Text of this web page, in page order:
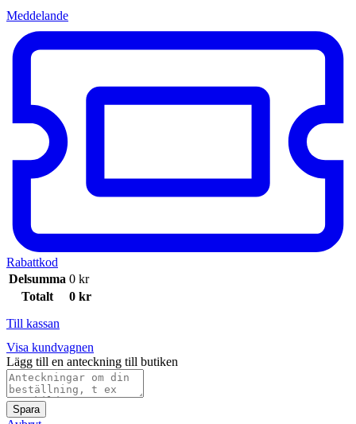
Meddelande
Rabattkod
Delsumma 0 kr
Totalt
0 kr
Till kassan
Visa kundvagnen
Lägg till en anteckning till butiken
Spara